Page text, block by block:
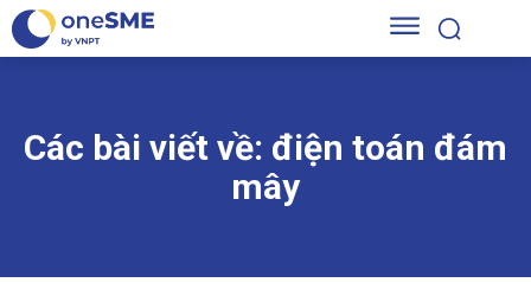
Các bài viết về: điện toán đám
mây